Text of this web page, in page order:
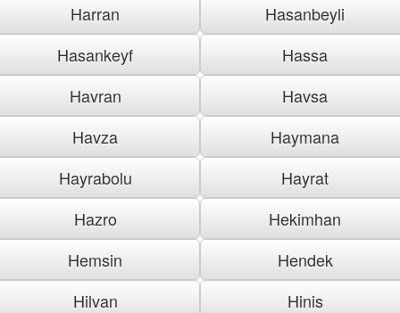
Harran
Hasanbeyli
Hasankeyf
Hassa
Havran
Havsa
Havza
Haymana
Hayrabolu
Hayrat
Hazro
Hekimhan
Hemsin
Hendek
Hilvan
Hinis